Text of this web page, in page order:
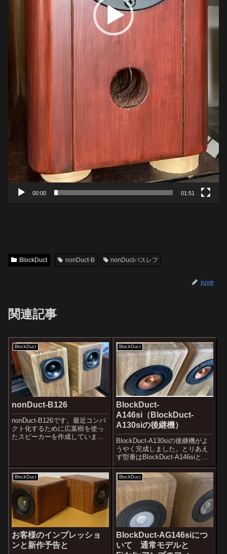
00:00 01:51
BlockDuct nonDuct-B nonDuctバスレフ
juve
関連記事
BlockDuct
nonDuct-B126
nonDuct-B126です。最近コンパ
クト化するために広葉樹を使っ
たスピーカーを作成しています
シリーズ化しようかと考えてい
ます。お買い上げいただいたお
客様...
BlockDuct
BlockDuct-
A146si（BlockDuct-
A130siの後継機）
BlockDuct-A130siの後継機がよ
うやく完成しました。とりあえ
ず型番はBlockDuct-A146siとい
うことにします。欠品していま
すが、これまでのBlockDuct-
A130siを超える3インチの決定版
をずっと考えていました。...
BlockDuct
お客様のインプレッショ
ンと新作予告と
BlockDuct
BlockDuct-AG146siにつ
いて 通常モデルと